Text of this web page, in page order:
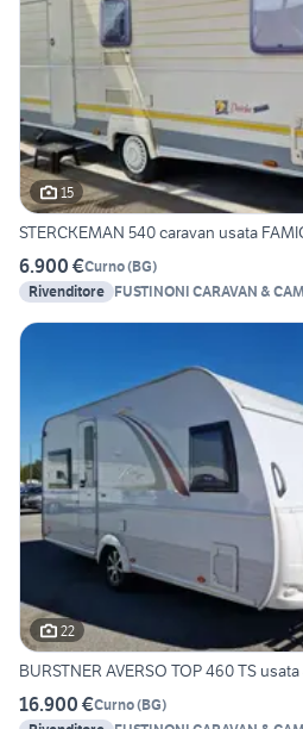
15
STERCKEMAN 540 caravan usata
6.900 €Curno(BG)
Rivenditore FUSTINONI CARAVAN &
22
BURSTNER AVERSO TOP 460 TS
16.900 €Curno(BG)